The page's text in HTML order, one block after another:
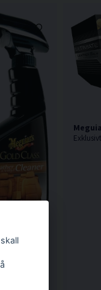
Läderbehandling
Gold Class Leather